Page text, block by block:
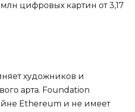
цифровых картин от 3,17
художников и
арта. Foundation
Ethereum и не имеет